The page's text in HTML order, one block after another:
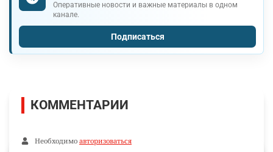
Оперативные новости и важные материалы в одном
канале.
Подписаться
КОММЕНТАРИИ
Необходимо авторизоваться